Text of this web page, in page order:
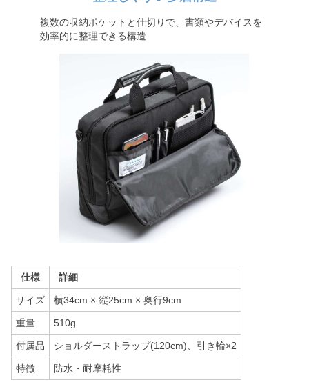
複数の収納ポケットと仕切りで、書類やデバイスを
効率的に整理できる構造
仕様 詳細
サイズ 横34cm × 縦25cm × 奥行9cm
重量 510g
付属品 ショルダーストラップ(120cm)、引き輪×2
特徴 防水・耐摩耗性